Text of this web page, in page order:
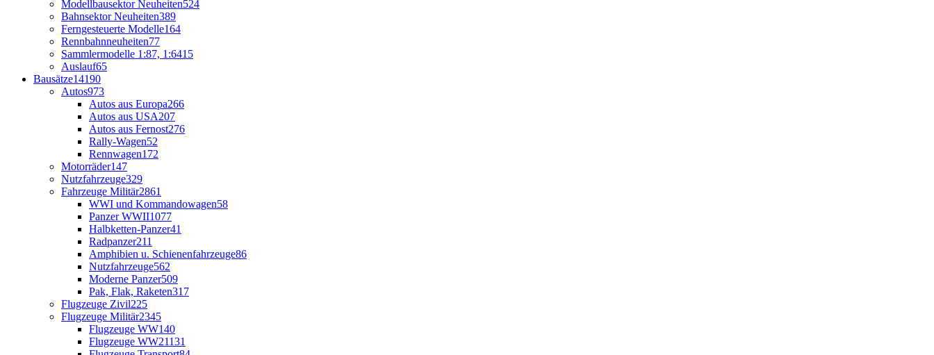
Modellbausektor Neuheiten524
Bahnsektor Neuheiten389
Ferngesteuerte Modelle164
Rennbahnneuheiten77
Sammlermodelle 1:87, 1:6415
Auslauf65
Bausätze14190
Autos973
Autos aus Europa266
Autos aus USA207
Autos aus Fernost276
Rally-Wagen52
Rennwagen172
Motorräder147
Nutzfahrzeuge329
Fahrzeuge Militär2861
WWI und Kommandowagen58
Panzer WWII1077
Halbketten-Panzer41
Radpanzer211
Amphibien u. Schienenfahrzeuge86
Nutzfahrzeuge562
Moderne Panzer509
Pak, Flak, Raketen317
Flugzeuge Zivil225
Flugzeuge Militär2345
Flugzeuge WW140
Flugzeuge WW21131